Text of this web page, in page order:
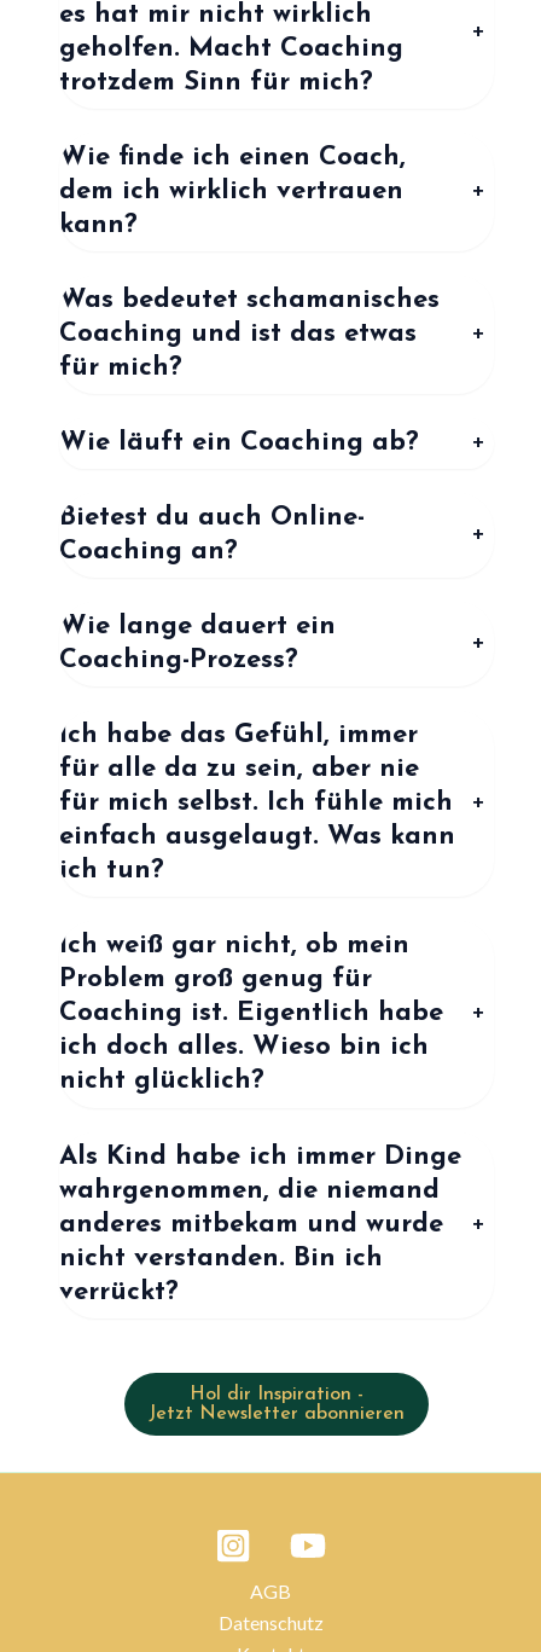
es hat mir nicht wirklich
geholfen. Macht Coaching
trotzdem Sinn für mich?
+
Wie finde ich einen Coach,
dem ich wirklich vertrauen
kann?
+
Was bedeutet schamanisches
Coaching und ist das etwas
für mich?
+
Wie läuft ein Coaching ab? +
Bietest du auch Online-
Coaching an?
+
Wie lange dauert ein
Coaching-Prozess?
+
Ich habe das Gefühl, immer
für alle da zu sein, aber nie
für mich selbst. Ich fühle mich
einfach ausgelaugt. Was kann
ich tun?
+
Ich weiß gar nicht, ob mein
Problem groß genug für
Coaching ist. Eigentlich habe
ich doch alles. Wieso bin ich
nicht glücklich?
+
Als Kind habe ich immer Dinge
wahrgenommen, die niemand
anderes mitbekam und wurde
nicht verstanden. Bin ich
verrückt?
+
Hol dir Inspiration -
Jetzt Newsletter abonnieren
AGB
Datenschutz